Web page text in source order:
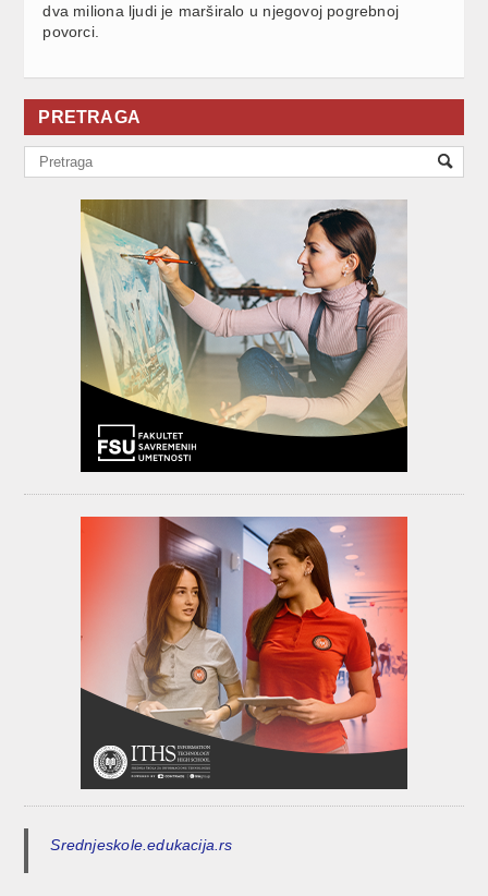
dva miliona ljudi je marširalo u njegovoj pogrebnoj
povorci.
PRETRAGA
Srednjeskole.edukacija.rs